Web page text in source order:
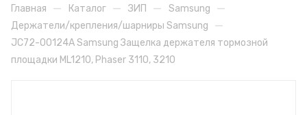
Главная — Каталог — ЗИП — Samsung —
Держатели/крепления/шарниры Samsung —
JC72-00124A Samsung Защелка держателя тормозной
площадки ML1210, Phaser 3110, 3210